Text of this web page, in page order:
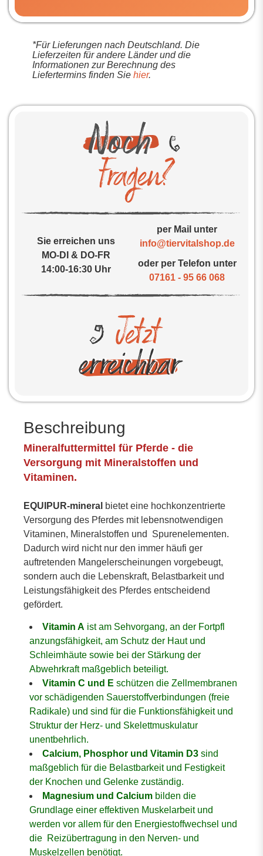
*Für Lieferungen nach Deutschland. Die
Lieferzeiten für andere Länder und die
Informationen zur Berechnung des
Liefertermins finden Sie hier.
Sie erreichen uns
MO-DI & DO-FR
14:00-16:30 Uhr
per Mail unter
info@tiervitalshop.de
oder per Telefon unter
07161 - 95 66 068
Beschreibung
Mineralfuttermittel für Pferde - die
Versorgung mit Mineralstoffen und
Vitaminen.
EQUIPUR-mineral bietet eine hochkonzentrierte
Versorgung des Pferdes mit lebensnotwendigen
Vitaminen, Mineralstoffen und Spurenelementen.
Dadurch wird nicht nur den immer häufi ger
auftretenden Mangelerscheinungen vorgebeugt,
sondern auch die Lebenskraft, Belastbarkeit und
Leistungsfähigkeit des Pferdes entscheidend
gefördert.
Vitamin A ist am Sehvorgang, an der Fortpfl
anzungsfähigkeit, am Schutz der Haut und
Schleimhäute sowie bei der Stärkung der
Abwehrkraft maßgeblich beteiligt.
Vitamin C und E schützen die Zellmembranen
vor schädigenden Sauerstoffverbindungen (freie
Radikale) und sind für die Funktionsfähigkeit und
Struktur der Herz- und Skelettmuskulatur
unentbehrlich.
Calcium, Phosphor und Vitamin D3 sind
maßgeblich für die Belastbarkeit und Festigkeit
der Knochen und Gelenke zuständig.
Magnesium und Calcium bilden die
Grundlage einer effektiven Muskelarbeit und
werden vor allem für den Energiestoffwechsel und
die Reizübertragung in den Nerven- und
Muskelzellen benötigt.